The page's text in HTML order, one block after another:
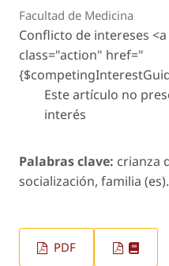
Facultad de Medicina
Conflicto de intereses
class="action" href="
Este artículo no
interés
Palabras clave: crianza
socialización, familia (es).
PDF